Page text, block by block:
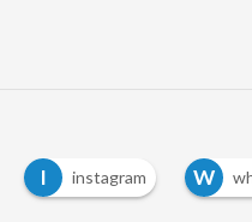
I instagram W